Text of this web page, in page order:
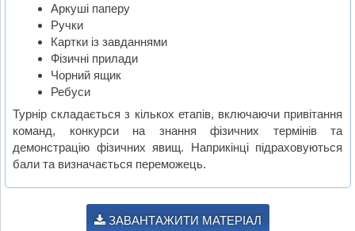
Аркуші паперу
Ручки
Картки із завданнями
Фізичні прилади
Чорний ящик
Ребуси
Турнір складається з кількох етапів, включаючи привітання
команд, конкурси на знання фізичних термінів та
демонстрацію фізичних явищ. Наприкінці підраховуються
бали та визначається переможець.
ЗАВАНТАЖИТИ МАТЕРІАЛ